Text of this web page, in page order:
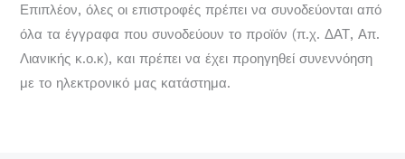
Επιπλέον, όλες οι επιστροφές πρέπει να συνοδεύονται από
όλα τα έγγραφα που συνοδεύουν το προϊόν (π.χ. ΔΑΤ, Απ.
Λιανικής κ.ο.κ), και πρέπει να έχει προηγηθεί συνεννόηση
με το ηλεκτρονικό μας κατάστημα.